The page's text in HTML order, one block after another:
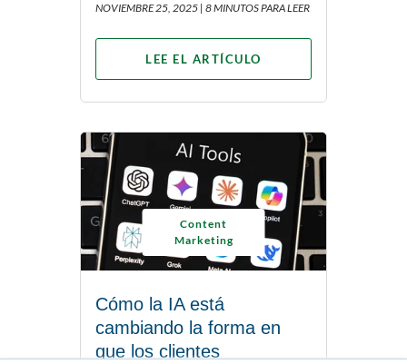
NOVIEMBRE 25, 2025 | 8 MINUTOS PARA LEER
LEE EL ARTÍCULO
Content
Marketing
Cómo la IA está
cambiando la forma en
que los clientes